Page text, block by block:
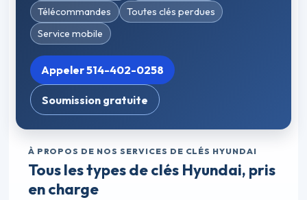
Télécommandes
Toutes clés perdues
Service mobile
Appeler 514-402-0258
Soumission gratuite
À PROPOS DE NOS SERVICES DE CLÉS HYUNDAI
Tous les types de clés Hyundai, pris
en charge